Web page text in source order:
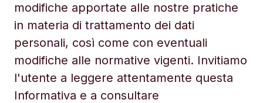
modifiche apportate alle nostre pratiche
in materia di trattamento dei dati
personali, così come con eventuali
modifiche alle normative vigenti. Invitiamo
l'utente a leggere attentamente questa
Informativa e a consultare